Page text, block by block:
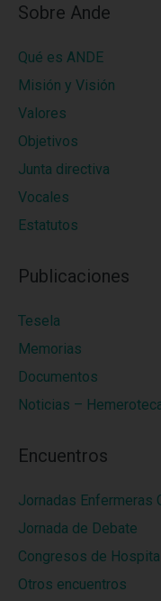
Sobre Ande
Qué es ANDE
Misión y Visión
Valores
Objetivos
Junta directiva
Vocales
Estatutos
Publicaciones
Tesela
Memorias
Documentos
Noticias –
Encuentros
Jornadas Enfermeras
Jornada de Debate
Congresos de
Otros encuentros